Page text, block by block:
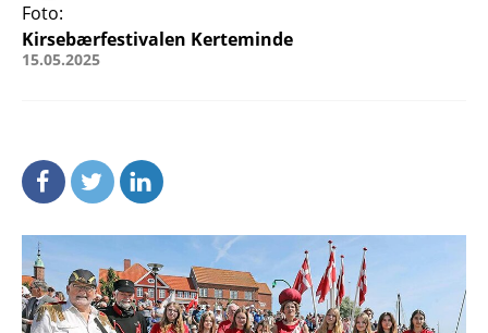
Foto:
Kirsebærfestivalen Kerteminde
15.05.2025